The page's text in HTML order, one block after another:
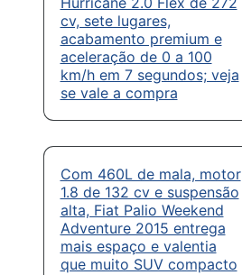
cv, sete lugares,
acabamento premium e
aceleração de 0 a 100
km/h em 7 segundos; veja
se vale a compra
Com 460L de mala, motor
1.8 de 132 cv e suspensão
alta, Fiat Palio Weekend
Adventure 2015 entrega
mais espaço e valentia
que muito SUV compacto